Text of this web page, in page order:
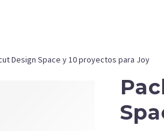
Design Space y 10 proyectos para Joy